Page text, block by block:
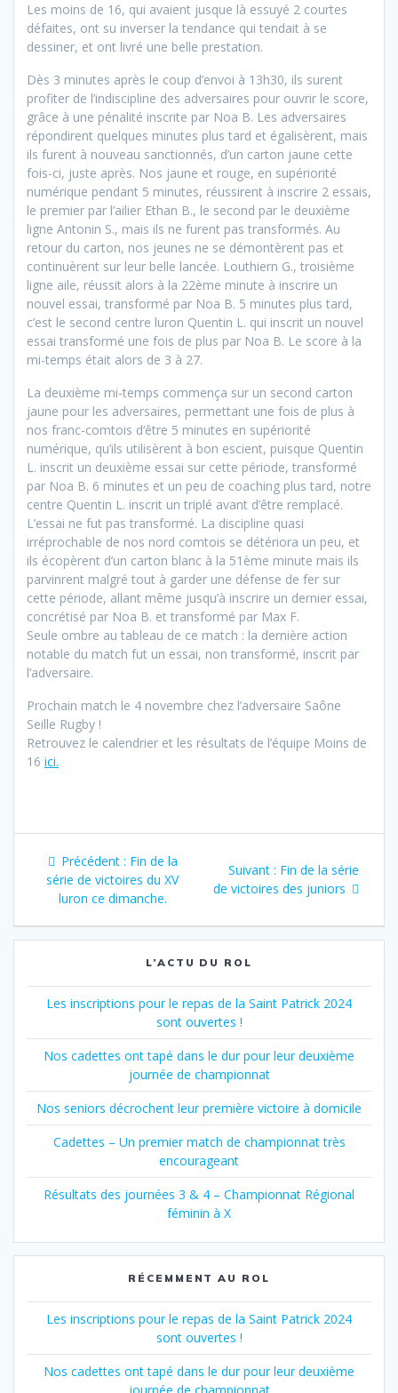
Les moins de 16, qui avaient jusque là essuyé 2 courtes
défaites, ont su inverser la tendance qui tendait à se
dessiner, et ont livré une belle prestation.
Dès 3 minutes après le coup d’envoi à 13h30, ils surent
profiter de l’indiscipline des adversaires pour ouvrir le score,
grâce à une pénalité inscrite par Noa B. Les adversaires
répondirent quelques minutes plus tard et égalisèrent, mais
ils furent à nouveau sanctionnés, d’un carton jaune cette
fois-ci, juste après. Nos jaune et rouge, en supériorité
numérique pendant 5 minutes, réussirent à inscrire 2 essais,
le premier par l’ailier Ethan B., le second par le deuxième
ligne Antonin S., mais ils ne furent pas transformés. Au
retour du carton, nos jeunes ne se démontèrent pas et
continuèrent sur leur belle lancée. Louthiern G., troisième
ligne aile, réussit alors à la 22ème minute à inscrire un
nouvel essai, transformé par Noa B. 5 minutes plus tard,
c’est le second centre luron Quentin L. qui inscrit un nouvel
essai transformé une fois de plus par Noa B. Le score à la
mi-temps était alors de 3 à 27.
La deuxième mi-temps commença sur un second carton
jaune pour les adversaires, permettant une fois de plus à
nos franc-comtois d’être 5 minutes en supériorité
numérique, qu’ils utilisèrent à bon escient, puisque Quentin
L. inscrit un deuxième essai sur cette période, transformé
par Noa B. 6 minutes et un peu de coaching plus tard, notre
centre Quentin L. inscrit un triplé avant d’être remplacé.
L’essai ne fut pas transformé. La discipline quasi
irréprochable de nos nord comtois se détériora un peu, et
ils écopèrent d’un carton blanc à la 51ème minute mais ils
parvinrent malgré tout à garder une défense de fer sur
cette période, allant même jusqu’à inscrire un dernier essai,
concrétisé par Noa B. et transformé par Max F.
Seule ombre au tableau de ce match : la dernière action
notable du match fut un essai, non transformé, inscrit par
l’adversaire.
Prochain match le 4 novembre chez l’adversaire Saône
Seille Rugby !
Retrouvez le calendrier et les résultats de l’équipe Moins de
16 ici.
Navigation
de
l’article
Précédent : Article
précédent
:
Fin de la
série de victoires du XV
luron ce dimanche.
Suivant : Article
suivant
Fin de la série
de victoires des juniors
L’ACTU DU ROL
Les inscriptions pour le repas de la Saint Patrick 2024
sont ouvertes !
Nos cadettes ont tapé dans le dur pour leur deuxième
journée de championnat
Nos seniors décrochent leur première victoire à domicile
Cadettes – Un premier match de championnat très
encourageant
Résultats des journées 3 & 4 – Championnat Régional
féminin à X
RÉCEMMENT AU ROL
Les inscriptions pour le repas de la Saint Patrick 2024
sont ouvertes !
Nos cadettes ont tapé dans le dur pour leur deuxième